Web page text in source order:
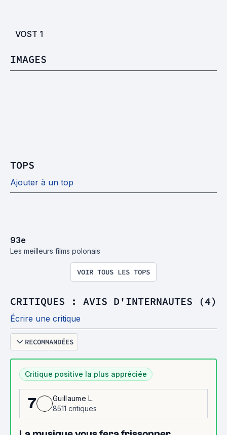
VOST 1
IMAGES
TOPS
Ajouter à un top
93e
Les meilleurs films polonais
VOIR TOUS LES TOPS
CRITIQUES : AVIS D'INTERNAUTES (4)
Écrire une critique
RECOMMANDÉES
Critique positive la plus appréciée
7
Guillaume L.
8511 critiques